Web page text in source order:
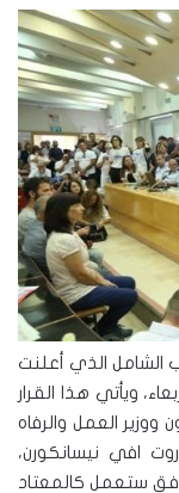
الشامل الذي أعلنت
ويأتي هذا القرار
العمل والرفاه
افي نيسانكورن،
ستعمل كالمعتاد